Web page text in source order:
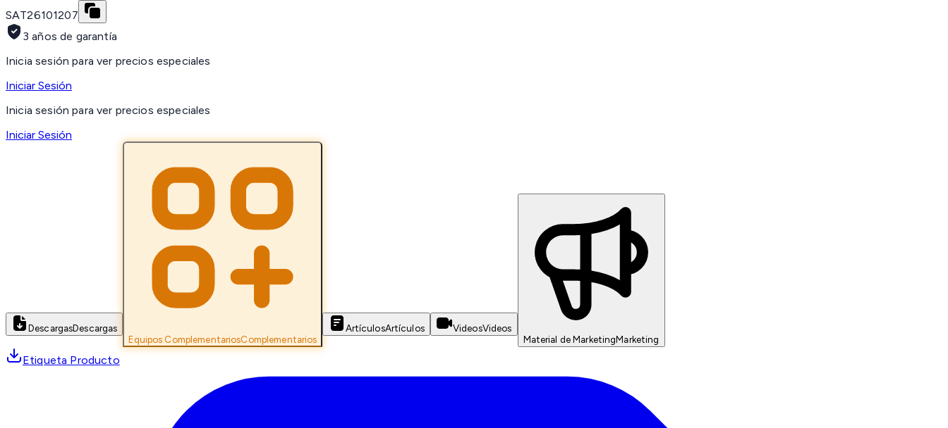
SAT26101207
3 años de garantía
Inicia sesión para ver precios especiales
Iniciar Sesión
Inicia sesión para ver precios especiales
Iniciar Sesión
DescargasDescargas
Equipos ComplementariosComplementarios
ArtículosArtículos VideosVideos
Material de MarketingMarketing
Etiqueta Producto